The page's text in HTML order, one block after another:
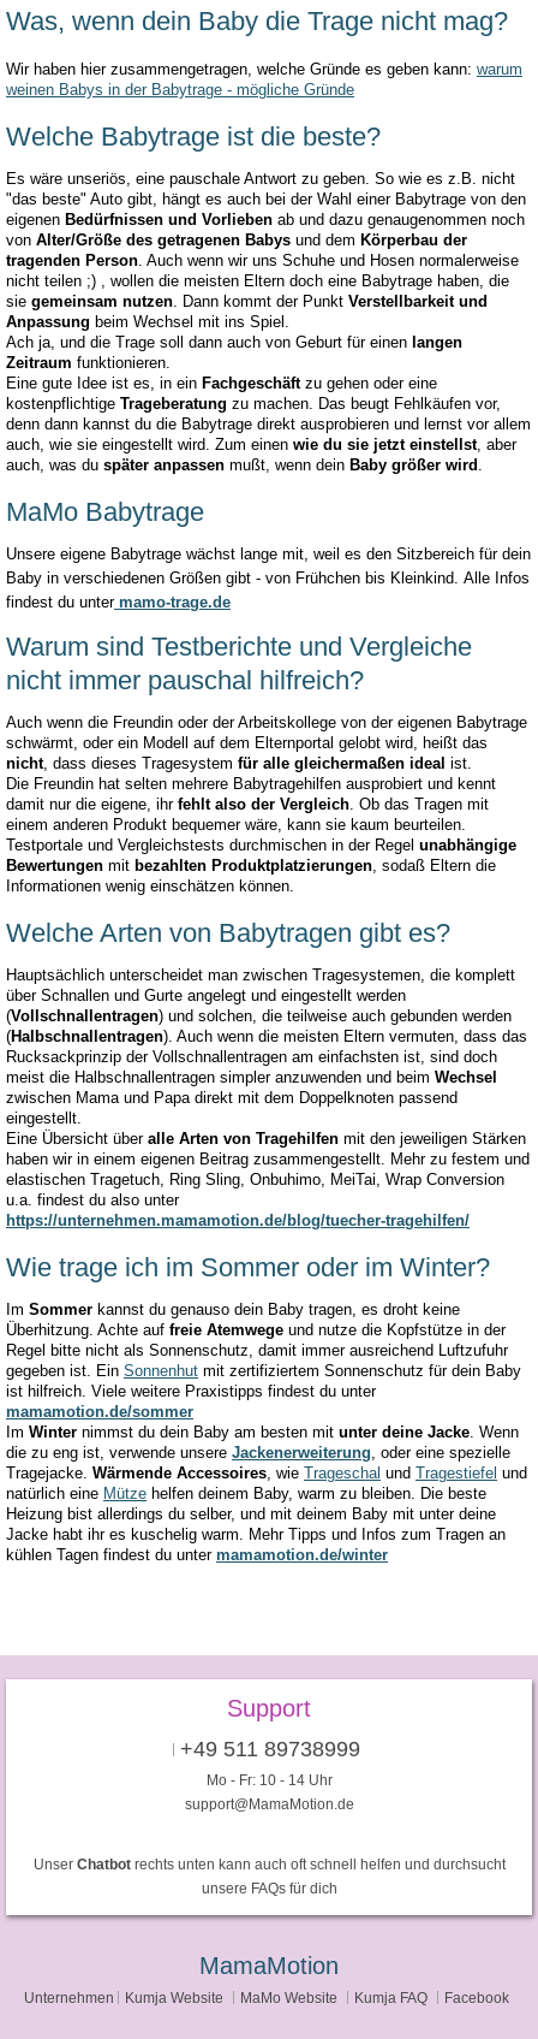
Was, wenn dein Baby die Trage nicht mag?
Wir haben hier zusammengetragen, welche Gründe es geben kann: warum
weinen Babys in der Babytrage - mögliche Gründe
Welche Babytrage ist die beste?
Es wäre unseriös, eine pauschale Antwort zu geben. So wie es z.B. nicht
"das beste" Auto gibt, hängt es auch bei der Wahl einer Babytrage von den
eigenen Bedürfnissen und Vorlieben ab und dazu genaugenommen noch
von Alter/Größe des getragenen Babys und dem Körperbau der
tragenden Person . Auch wenn wir uns Schuhe und Hosen normalerweise
nicht teilen ;) , wollen die meisten Eltern doch eine Babytrage haben, die
sie gemeinsam nutzen . Dann kommt der Punkt Verstellbarkeit und
Anpassung beim Wechsel mit ins Spiel.
Ach ja, und die Trage soll dann auch von Geburt für einen langen
Zeitraum funktionieren.
Eine gute Idee ist es, in ein Fachgeschäftzu gehen oder eine
kostenpflichtige Trageberatung zu machen. Das beugt Fehlkäufen vor,
denn dann kannst du die Babytrage direkt ausprobieren und lernst vor allem
auch, wie sie eingestellt wird. Zum einen wie du sie jetzt einstellst, aber
auch, was du später anpassen mußt, wenn dein Baby größer wird
MaMo Babytrage
Unsere eigene Babytrage wächst lange mit, weil es den Sitzbereich für dein
Baby in verschiedenen Größen gibt - von Frühchen bis Kleinkind. Alle Infos
findest du untermamo-trage.de
Warum sind Testberichte und Vergleiche
nicht immer pauschal hilfreich?
Auch wenn die Freundin oder der Arbeitskollege von der eigenen Babytrage
schwärmt, oder ein Modell auf dem Elternportal gelobt wird, heißt das
nicht, dass dieses Tragesystem für alle gleichermaßen ideal ist.
Die Freundin hat selten mehrere Babytragehilfen ausprobiert und kennt
damit nur die eigene, ihr fehlt also der Vergleich . Ob das Tragen mit
einem anderen Produkt bequemer wäre, kann sie kaum beurteilen.
Testportale und Vergleichstests durchmischen in der Regel unabhängige
Bewertungen mit bezahlten Produktplatzierungen , sodaß Eltern die
Informationen wenig einschätzen können.
Welche Arten von Babytragen gibt es?
Hauptsächlich unterscheidet man zwischen Tragesystemen, die komplett
über Schnallen und Gurte angelegt und eingestellt werden
(Vollschnallentragen) und solchen, die teilweise auch gebunden werden
(Halbschnallentragen). Auch wenn die meisten Eltern vermuten, dass das
Rucksackprinzip der Vollschnallentragen am einfachsten ist, sind doch
meist die Halbschnallentragen simpler anzuwenden und beim Wechsel
zwischen Mama und Papa direkt mit dem Doppelknoten passend
eingestellt.
Eine Übersicht über alle Arten von Tragehilfen mit den jeweiligen Stärken
haben wir in einem eigenen Beitrag zusammengestellt. Mehr zu festem und
elastischen Tragetuch, Ring Sling, Onbuhimo, MeiTai, Wrap Conversion
u.a. findest du also unter
https://unternehmen.mamamotion.de/blog/tuecher-tragehilfen/
Wie trage ich im Sommer oder im Winter?
Im Sommer kannst du genauso dein Baby tragen, es droht keine
Überhitzung. Achte auf freie Atemwege und nutze die Kopfstütze in der
Regel bitte nicht als Sonnenschutz, damit immer ausreichend Luftzufuhr
gegeben ist. Ein Sonnenhut mit zertifiziertem Sonnenschutz für dein Baby
ist hilfreich. Viele weitere Praxistipps findest du unter
mamamotion.de/sommer
Im Winter nimmst du dein Baby am besten mit unter deine Jacke . Wenn
die zu eng ist, verwende unsere Jackenerweiterung , oder eine spezielle
Tragejacke. Wärmende Accessoires , wie Trageschal und Tragestiefel und
natürlich eine Mütze helfen deinem Baby, warm zu bleiben. Die beste
Heizung bist allerdings du selber, und mit deinem Baby mit unter deine
Jacke habt ihr es kuschelig warm. Mehr Tipps und Infos zum Tragen an
kühlen Tagen findest du unter mamamotion.de/winter
Support
+49 511 89738999
Mo - Fr: 10 - 14 Uhr
support@MamaMotion.de
Unser Chatbotrechts unten kann auch oft schnell helfen und durchsucht
unsere FAQs für dich
MamaMotion
Unternehmen Kumja Website MaMo Website Kumja FAQ Facebook